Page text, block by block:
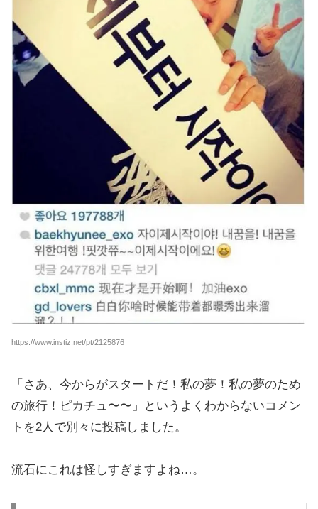
https://www.instiz.net/pt/2125876
「さあ、今からがスタートだ！私の夢！私の夢のため
の旅行！ピカチュ〜〜」というよくわからないコメン
トを2人で別々に投稿しました。
流石にこれは怪しすぎますよね…。